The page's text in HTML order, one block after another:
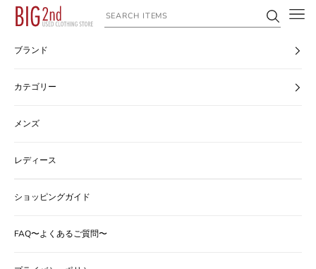
コンテンツへスキップ
ヴィンテージ古着のオンライン通販なら【公式】古着屋BIG2nd
ブランド
カテゴリー
メンズ
レディース
ショッピングガイド
FAQ〜よくあるご質問〜